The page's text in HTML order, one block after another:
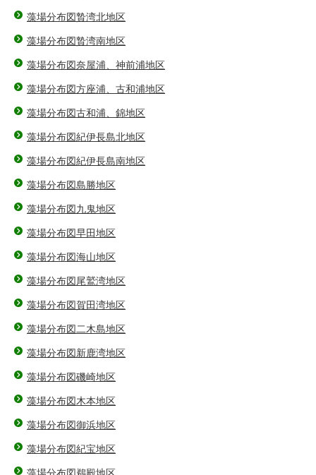
藻場分布図贄湾北地区
藻場分布図贄湾南地区
藻場分布図奈屋浦、神前浦地区
藻場分布図方座浦、古和浦地区
藻場分布図古和浦、錦地区
藻場分布図紀伊長島北地区
藻場分布図紀伊長島南地区
藻場分布図島勝地区
藻場分布図九鬼地区
藻場分布図早田地区
藻場分布図海山地区
藻場分布図尾鷲湾地区
藻場分布図賀田湾地区
藻場分布図二木島地区
藻場分布図新鹿湾地区
藻場分布図磯崎地区
藻場分布図木本地区
藻場分布図御浜地区
藻場分布図紀宝地区